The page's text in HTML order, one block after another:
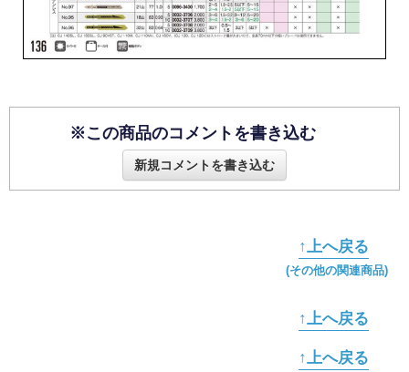
※この商品のコメントを書き込む
新規コメントを書き込む
↑上へ戻る
(その他の関連商品)
↑上へ戻る
↑上へ戻る